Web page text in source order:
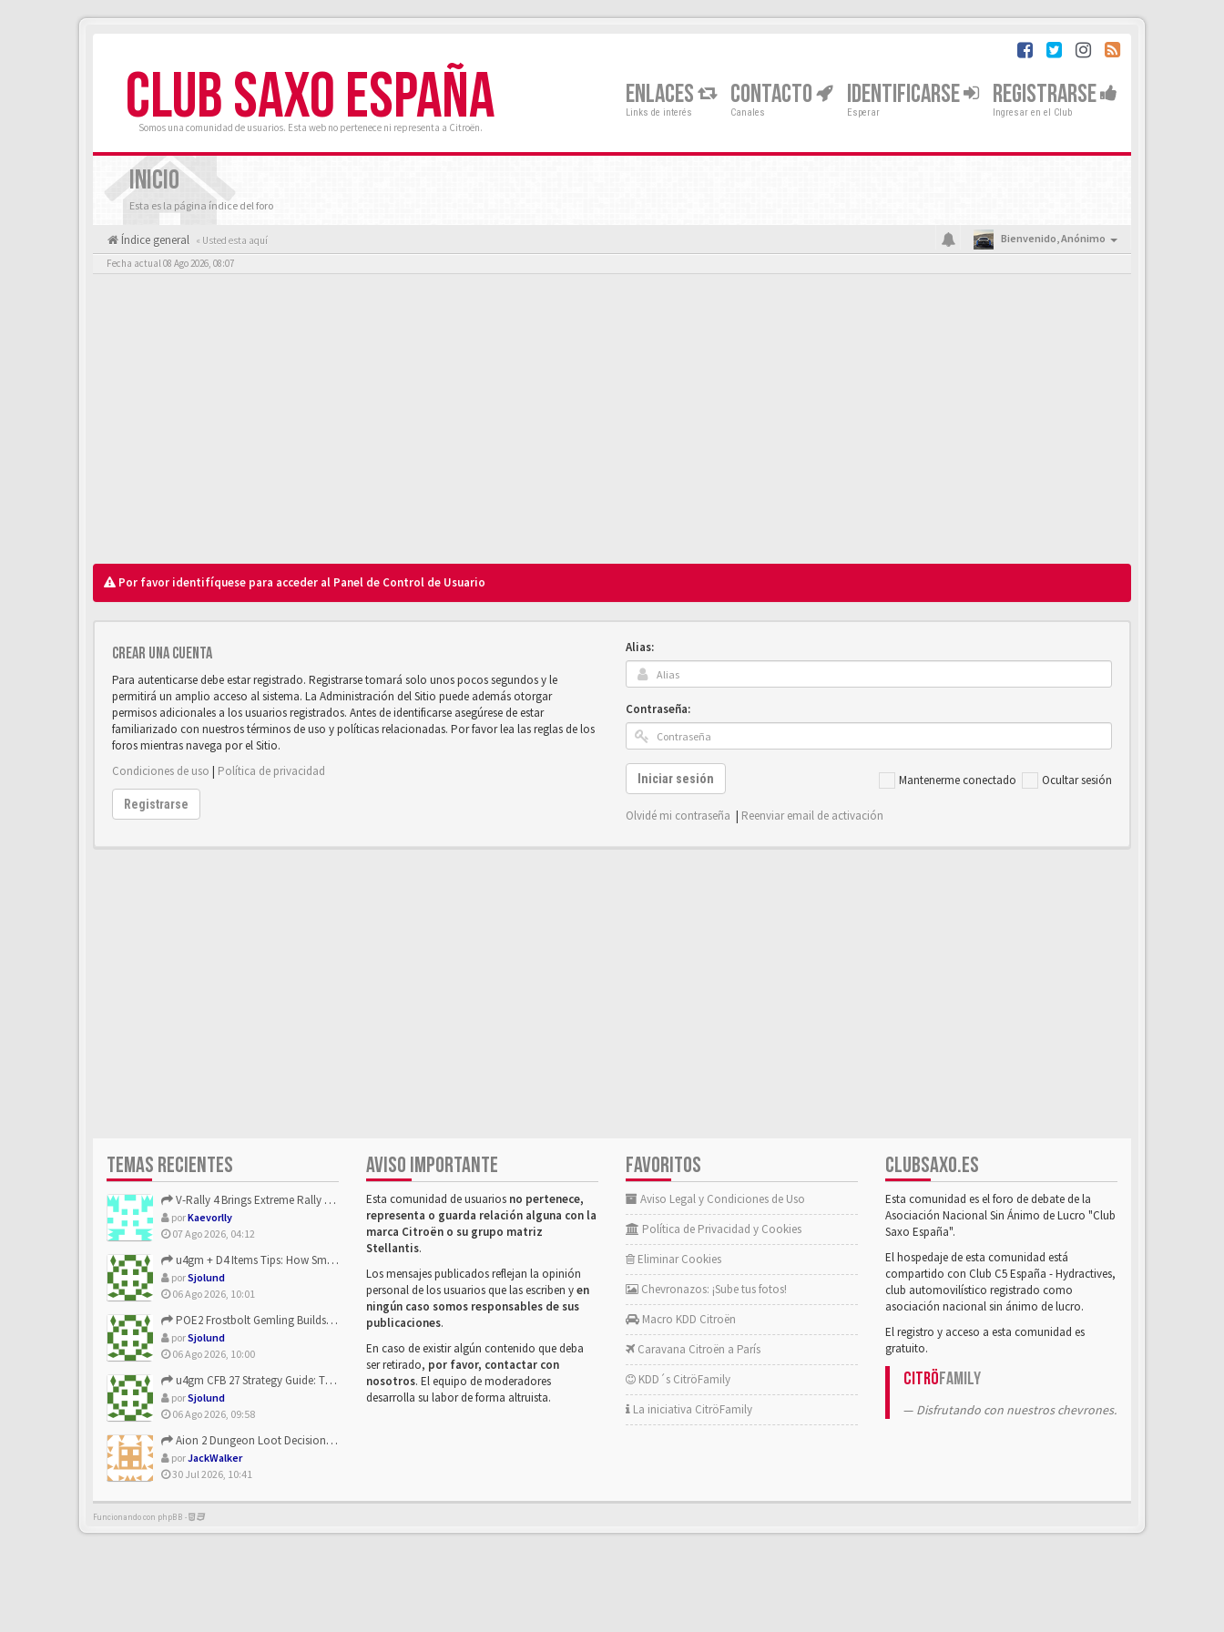
CLUB SAXO ESPAÑA
Somos una comunidad de usuarios. Esta web no pertenece ni representa a Citroën.
ENLACES
Links de interés
CONTACTO
Canales
IDENTIFICARSE
Esperar
REGISTRARSE
Ingresar en el Club
INICIO
Esta es la página índice del foro
Índice general « Usted esta aquí Bienvenido,Anónimo
Fecha actual 08 Ago 2026, 08:07
Por favor identifíquese para acceder al Panel de Control de Usuario
Crear una cuenta
Para autenticarse debe estar registrado. Registrarse tomará solo unos pocos segundos y le
permitirá un amplio acceso al sistema. La Administración del Sitio puede además otorgar
permisos adicionales a los usuarios registrados. Antes de identificarse asegúrese de estar
familiarizado con nuestros términos de uso y políticas relacionadas. Por favor lea las reglas de los
foros mientras navega por el Sitio.
Condiciones de uso | Política de privacidad
Registrarse
Alias:
Contraseña:
Mantenerme conectado Ocultar sesión
Iniciar sesión
Olvidé mi contraseña | Reenviar email de activación
TEMAS RECIENTES
V-Rally 4 Brings Extreme Rally Racing With Challenging Track...
porKaevorlly
07 Ago 2026, 04:12
u4gm + D4 Items Tips: How Smart Players Optimize Gear, Build...
porSjolund
06 Ago 2026, 10:01
POE2 Frostbolt Gemling Builds Get Stronger With u4gm’s Ice C...
porSjolund
06 Ago 2026, 10:00
u4gm CFB 27 Strategy Guide: The Toxic Offensive Scheme Your ...
porSjolund
06 Ago 2026, 09:58
Aion 2 Dungeon Loot Decisions: Smarter Runs With U4N
porJackWalker
30 Jul 2026, 10:41
AVISO IMPORTANTE
Esta comunidad de usuarios no pertenece,
representa o guarda relación alguna con la
marca Citroën o su grupo matriz
Stellantis.
Los mensajes publicados reflejan la opinión
personal de los usuarios que las escriben yen
ningún caso somos responsables de sus
publicaciones.
En caso de existir algún contenido que deba
ser retirado, por favor, contactar con
nosotros. El equipo de moderadores
desarrolla su labor de forma altruista.
FAVORITOS
Aviso Legal y Condiciones de Uso
Política de Privacidad y Cookies
Eliminar Cookies
Chevronazos: ¡Sube tus fotos!
Macro KDD Citroën
Caravana Citroën a París
KDD´s CitröFamily
La iniciativa CitröFamily
CLUBSAXO.ES
Esta comunidad es el foro de debate de la
Asociación Nacional Sin Ánimo de Lucro "Club
Saxo España".
El hospedaje de esta comunidad está
compartido con Club C5 España - Hydractives,
club automovilístico registrado como
asociación nacional sin ánimo de lucro.
El registro y acceso a esta comunidad es
gratuito.
CitröFamily
Disfrutando con nuestros chevrones.
Funcionando con phpBB -